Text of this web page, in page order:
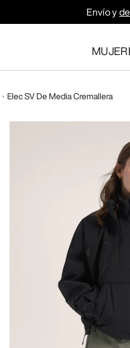
Envío y
Elec SV De Media Cremallera